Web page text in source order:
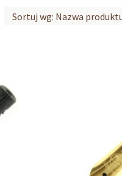
Sortuj wg: Nazwa